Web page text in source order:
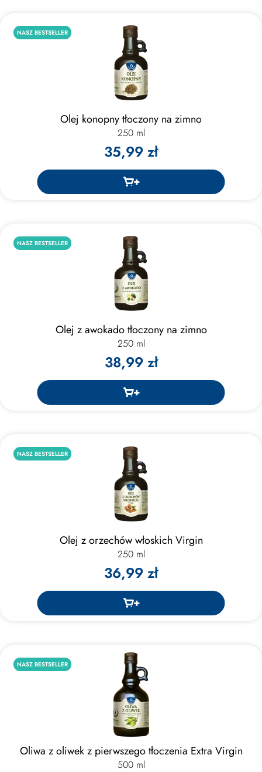
NASZ BESTSELLER
Olej konopny tłoczony na zimno
250 ml
35,99 zł
NASZ BESTSELLER
Olej z awokado tłoczony na zimno
250 ml
38,99 zł
NASZ BESTSELLER
Olej z orzechów włoskich Virgin
250 ml
36,99 zł
NASZ BESTSELLER
Oliwa z oliwek z pierwszego tłoczenia Extra Virgin
500 ml